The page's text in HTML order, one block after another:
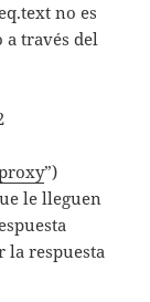
no es
través del
”)
le lleguen
la respuesta